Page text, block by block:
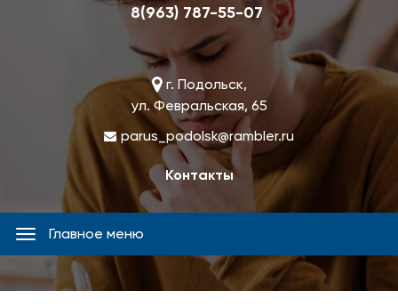
8(963) 787-55-07
г. Подольск,
ул. Февральская, 65
parus_podolsk@rambler.ru
Контакты
Главное
меню
Главное меню